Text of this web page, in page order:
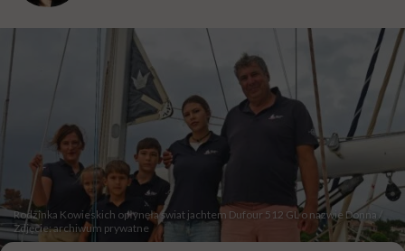
Rodzinka Kowieskich opłynęła świat jachtem Dufour 512 GL o nazwie Donna /
Zdjęcie: archiwum prywatne